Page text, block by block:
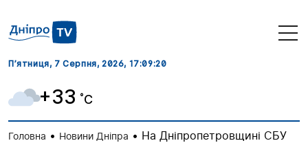
П’ятниця, 7 Серпня, 2026, 17:09:21
+33 ˚C
Головна • Новини Дніпра • На Дніпропетровщині СБУ